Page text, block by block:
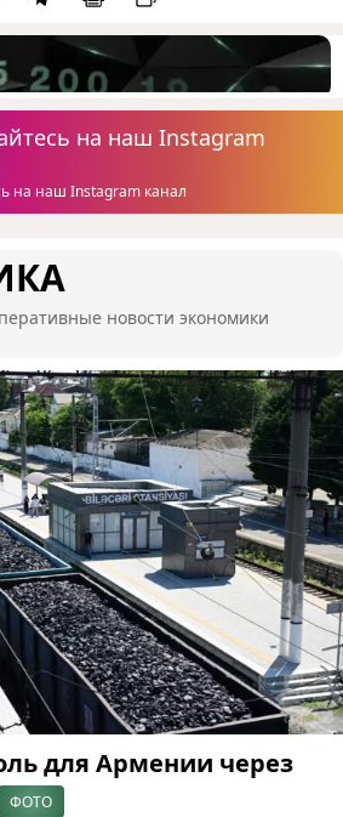
на наш Instagram
на наш Instagram канал
новости экономики
для Армении через
ФОТО